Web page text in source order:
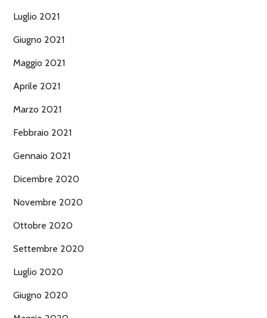
Luglio 2021
Giugno 2021
Maggio 2021
Aprile 2021
Marzo 2021
Febbraio 2021
Gennaio 2021
Dicembre 2020
Novembre 2020
Ottobre 2020
Settembre 2020
Luglio 2020
Giugno 2020